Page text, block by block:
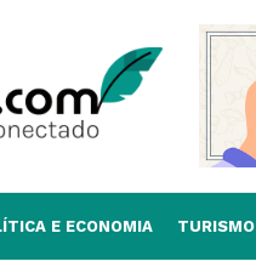
E ECONOMIA TURISMO